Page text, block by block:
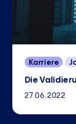
Karriere
Die
27.06.2022